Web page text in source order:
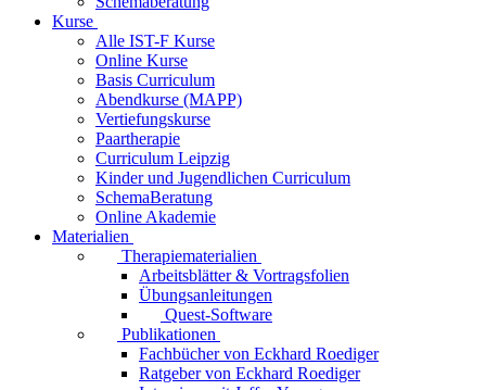
Kurse
Alle IST-F Kurse
Online Kurse
Basis Curriculum
Abendkurse (MAPP)
Vertiefungskurse
Paartherapie
Curriculum Leipzig
Kinder und Jugendlichen Curriculum
SchemaBeratung
Online Akademie
Materialien
Therapiematerialien
Arbeitsblätter & Vortragsfolien
Übungsanleitungen
Quest-Software
Publikationen
Fachbücher von Eckhard Roediger
Ratgeber von Eckhard Roediger